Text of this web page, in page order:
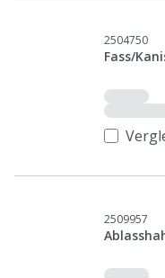
2504750
Fass/
2509957